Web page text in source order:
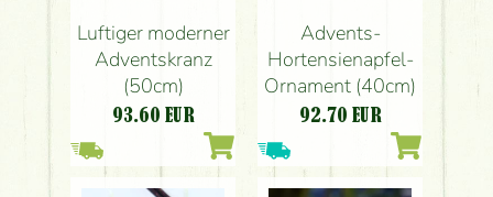
Luftiger moderner
Adventskranz
(50cm)
93.60 EUR
Advents-
Hortensienapfel-
Ornament (40cm)
92.70 EUR